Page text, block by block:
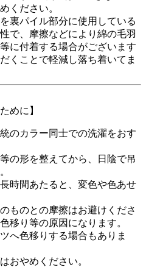
ください。
裏パイル部分に使用している
で、摩擦などにより綿の毛羽
に付着する場合がございます
くことで軽減し落ち着いてま
めに】
のカラー同士での洗濯をおす
の形を整えてから、日陰で吊
時間あたると、変色や色あせ
ものとの摩擦はお避けくださ
移り等の原因になります。
へ色移りする場合もありま
おやめください。